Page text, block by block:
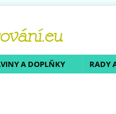
A DOPLŇKY RADY